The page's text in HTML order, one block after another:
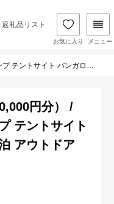
返礼品リスト
お気に入り メニュー
ンプ レジャー /恵那市/大井建設[AUFD002]
円分） /
テントサイト
アウトドア